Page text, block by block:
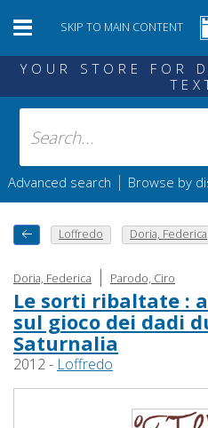
SKIP TO MAIN CONTENT
YOUR STORE FOR
Advanced search | Browse by
Loffredo Doria, Federica
Doria, Federica | Parodo, Ciro
Le sorti ribaltate :
sul gioco dei dadi
Saturnalia
2012 - Loffredo